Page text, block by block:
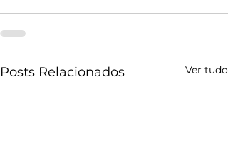
Posts Relacionados Ver tudo